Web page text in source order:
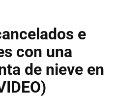
e
con una
de nieve en